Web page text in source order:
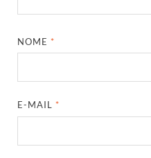
NOME*
E-MAIL*